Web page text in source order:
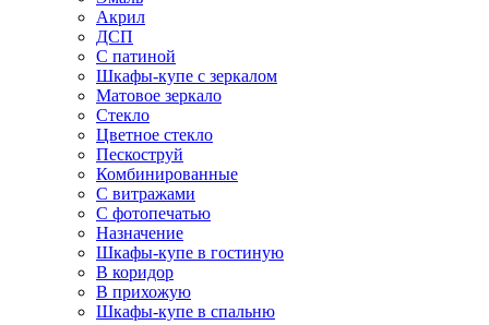
Акрил
ДСП
С патиной
Шкафы-купе с зеркалом
Матовое зеркало
Стекло
Цветное стекло
Пескоструй
Комбинированные
С витражами
С фотопечатью
Назначение
Шкафы-купе в гостиную
В коридор
В прихожую
Шкафы-купе в спальню